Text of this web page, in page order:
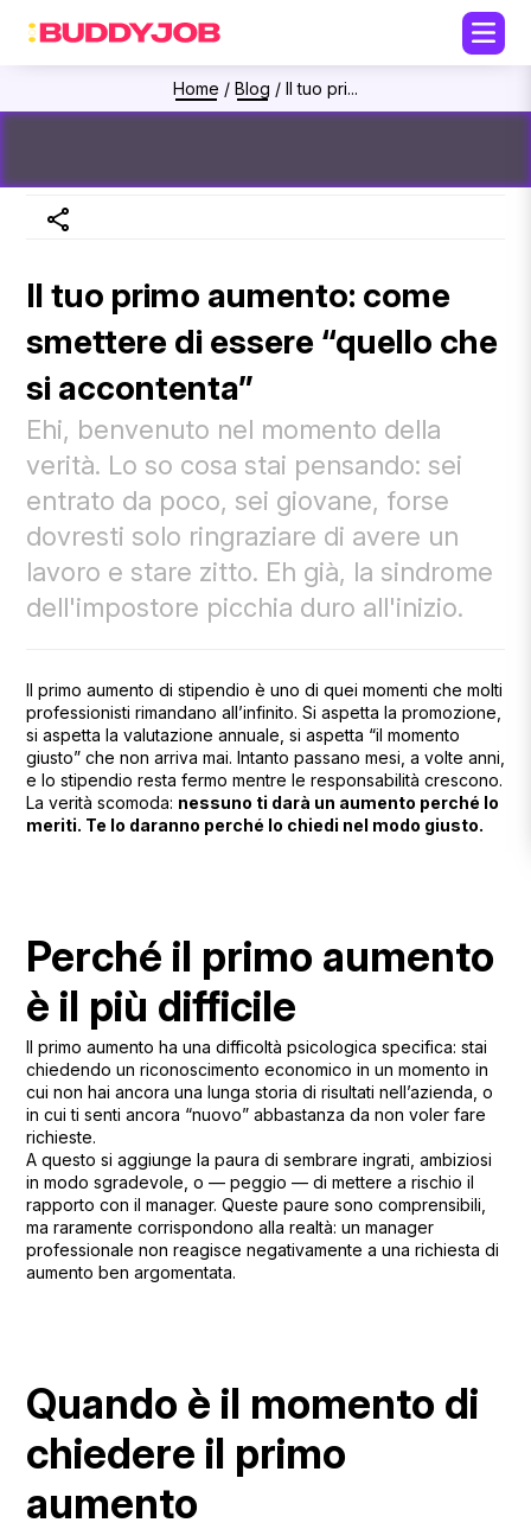
Home / Blog / Il tuo pri...
Il tuo primo aumento: come
smettere di essere “quello che
si accontenta”
Ehi, benvenuto nel momento della
verità. Lo so cosa stai pensando: sei
entrato da poco, sei giovane, forse
dovresti solo ringraziare di avere un
lavoro e stare zitto. Eh già, la sindrome
dell'impostore picchia duro all'inizio.
Il primo aumento di stipendio è uno di quei momenti che molti
professionisti rimandano all’infinito. Si aspetta la promozione,
si aspetta la valutazione annuale, si aspetta “il momento
giusto” che non arriva mai. Intanto passano mesi, a volte anni,
e lo stipendio resta fermo mentre le responsabilità crescono.
La verità scomoda: nessuno ti darà un aumento perché lo
meriti. Te lo daranno perché lo chiedi nel modo giusto.
Perché il primo aumento
è il più difficile
Il primo aumento ha una difficoltà psicologica specifica: stai
chiedendo un riconoscimento economico in un momento in
cui non hai ancora una lunga storia di risultati nell’azienda, o
in cui ti senti ancora “nuovo” abbastanza da non voler fare
richieste.
A questo si aggiunge la paura di sembrare ingrati, ambiziosi
in modo sgradevole, o — peggio — di mettere a rischio il
rapporto con il manager. Queste paure sono comprensibili,
ma raramente corrispondono alla realtà: un manager
professionale non reagisce negativamente a una richiesta di
aumento ben argomentata.
Quando è il momento di
chiedere il primo
aumento